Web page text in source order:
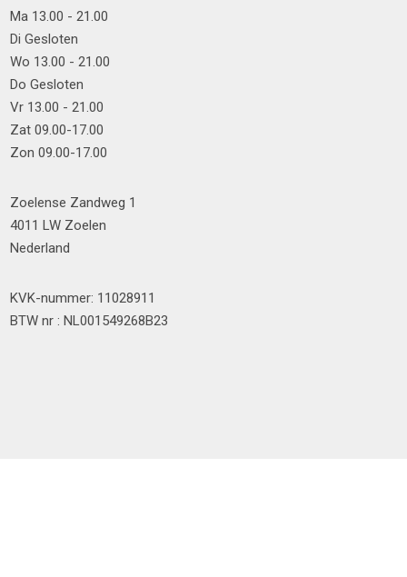
Ma 13.00 - 21.00
Di Gesloten
Wo 13.00 - 21.00
Do Gesloten
Vr 13.00 - 21.00
Zat 09.00-17.00
Zon 09.00-17.00
Zoelense Zandweg 1
4011 LW Zoelen
Nederland
KVK-nummer: 11028911
BTW nr : NL001549268B23